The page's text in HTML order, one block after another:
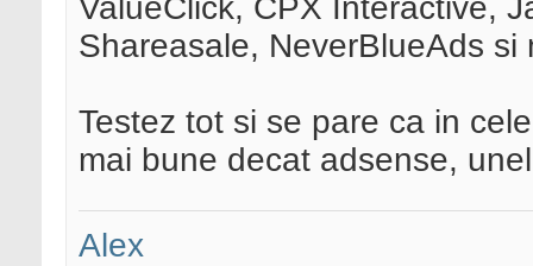
ValueClick, CPX Interactive,
Shareasale, NeverBlueAds
Testez tot si se pare ca in
mai bune decat adsense,
Alex